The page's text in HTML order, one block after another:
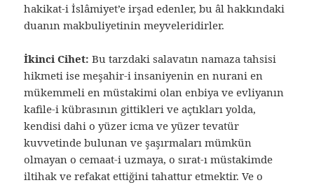
hakikat-i İslâmiyet’e irşad edenler, bu âl hakkındaki
duanın makbuliyetinin meyveleridirler.
İkinci Cihet: Bu tarzdaki salavatın namaza tahsisi
hikmeti ise meşahir-i insaniyenin en nurani en
mükemmeli en müstakimi olan enbiya ve evliyanın
kafile-i kübrasının gittikleri ve açtıkları yolda,
kendisi dahi o yüzer icma ve yüzer tevatür
kuvvetinde bulunan ve şaşırmaları mümkün
olmayan o cemaat-i uzmaya, o sırat-ı müstakimde
iltihak ve refakat ettiğini tahattur etmektir. Ve o